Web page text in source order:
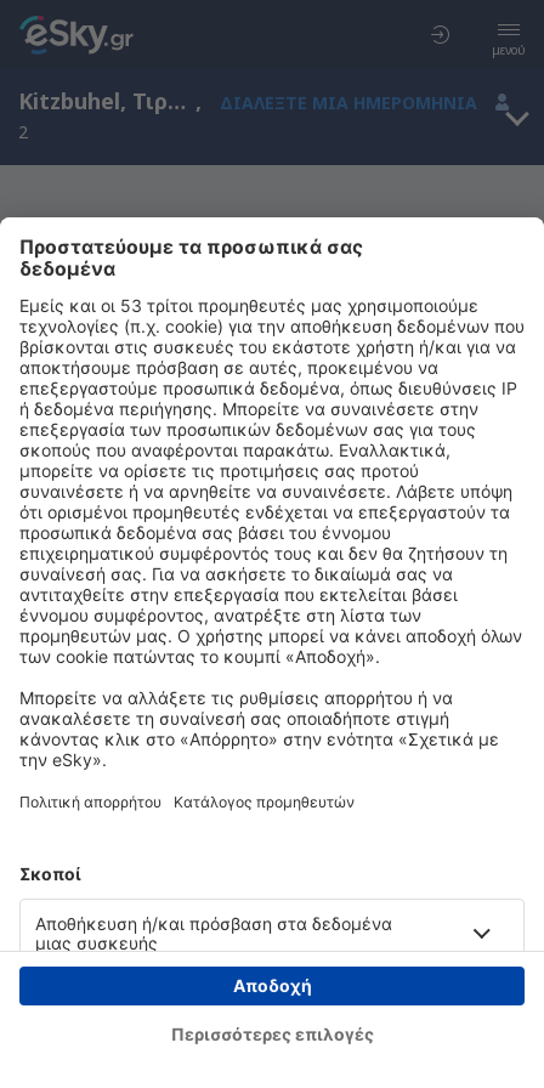
μενού
Kitzbuhel, Τιρόλο, Αυστρία ,
ΔΙΑΛΈΞΤΕ ΜΙΑ ΗΜΕΡΟΜΗΝΊΑ
2
Μας συγχωρείτε, δεν υπάρχουν
αποτελέσματα για την αναζήτησή σας
Προσπαθήστε να κάνετε αναζήτηση με διαφορετικά κριτήρια
Copyright © eSky.gr. Με την επιφύλαξη παντός νομίμου δικαιώματος.